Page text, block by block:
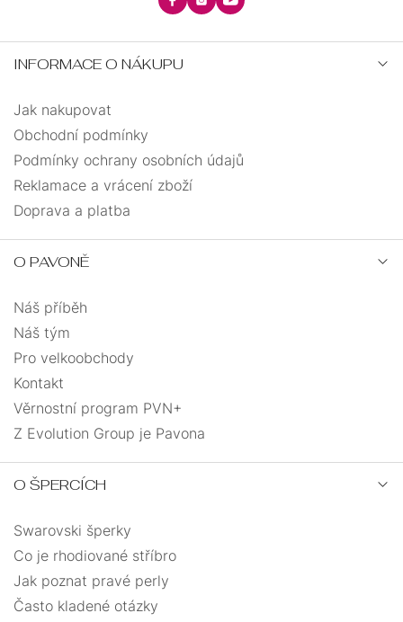
INFORMACE O NÁKUPU
Jak nakupovat
Obchodní podmínky
Podmínky ochrany osobních údajů
Reklamace a vrácení zboží
Doprava a platba
O PAVONĚ
Náš příběh
Náš tým
Pro velkoobchody
Kontakt
Věrnostní program PVN+
Z Evolution Group je Pavona
O ŠPERCÍCH
Swarovski šperky
Co je rhodiované stříbro
Jak poznat pravé perly
Často kladené otázky